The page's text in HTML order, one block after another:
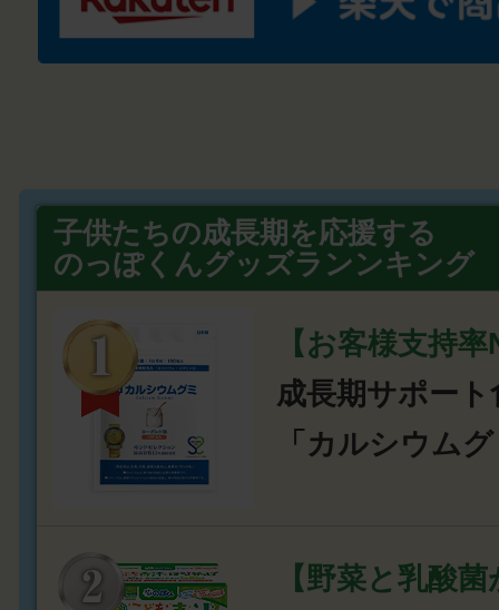
子供たちの成長期を応援する
のっぽくんグッズランンキング
【お客様支持
成長期サポート
「カルシウム
【野菜と乳酸